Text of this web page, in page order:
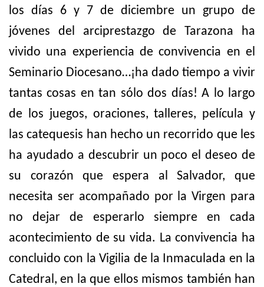
los días 6 y 7 de diciembre un grupo de
jóvenes del arciprestazgo de Tarazona ha
vivido una experiencia de convivencia en el
Seminario Diocesano…¡ha dado tiempo a vivir
tantas cosas en tan sólo dos días! A lo largo
de los juegos, oraciones, talleres, película y
las catequesis han hecho un recorrido que les
ha ayudado a descubrir un poco el deseo de
su corazón que espera al Salvador, que
necesita ser acompañado por la Virgen para
no dejar de esperarlo siempre en cada
acontecimiento de su vida. La convivencia ha
concluido con la Vigilia de la Inmaculada en la
Catedral, en la que ellos mismos también han